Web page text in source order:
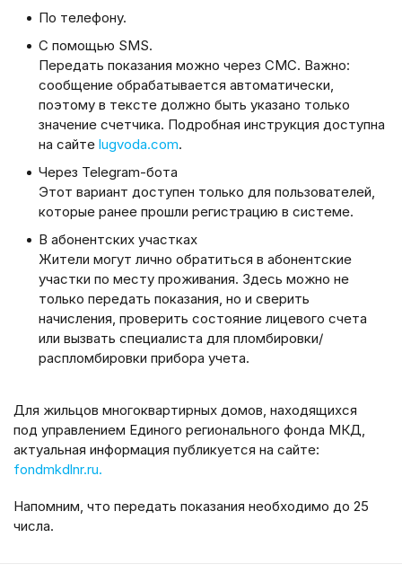
По телефону.
С помощью SMS.
Передать показания можно через СМС. Важно:
сообщение обрабатывается автоматически,
поэтому в тексте должно быть указано только
значение счетчика. Подробная инструкция доступна
на сайте lugvoda.com.
Через Telegram-бота
Этот вариант доступен только для пользователей,
которые ранее прошли регистрацию в системе.
В абонентских участках
Жители могут лично обратиться в абонентские
участки по месту проживания. Здесь можно не
только передать показания, но и сверить
начисления, проверить состояние лицевого счета
или вызвать специалиста для пломбировки/
распломбировки прибора учета.
Для жильцов многоквартирных домов, находящихся
под управлением Единого регионального фонда МКД,
актуальная информация публикуется на сайте:
fondmkdlnr.ru.
Напомним, что передать показания необходимо до 25
числа.